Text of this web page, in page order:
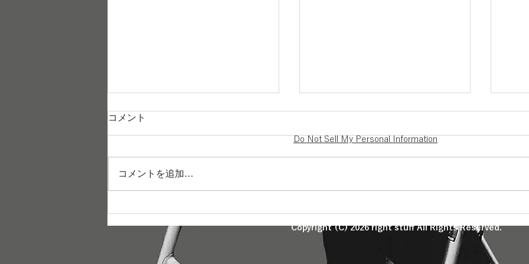
コメント
コメントを追加…
Do Not Sell My Personal Information
Copyright (C) 2026 right stuff All Rights Reserved.